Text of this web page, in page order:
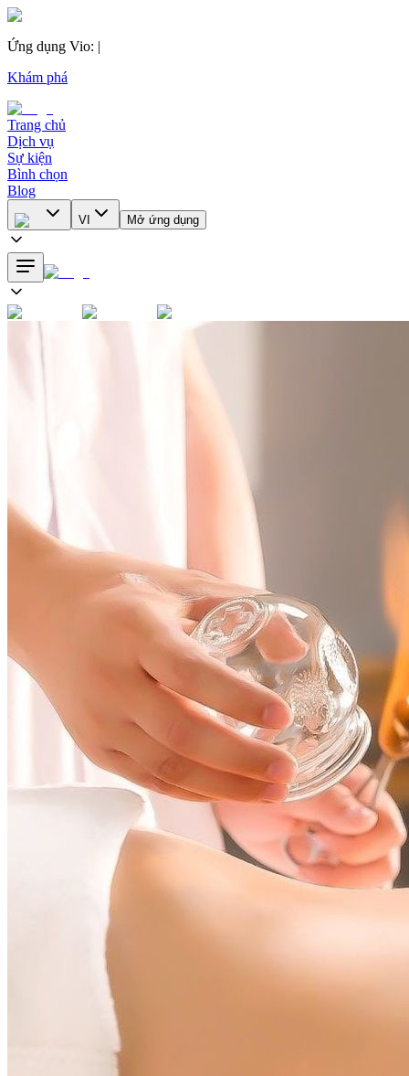
Ứng dụng Vio: |
Khám phá
Trang chủ
Dịch vụ
Sự kiện
Bình chọn
Blog
VI Mở ứng dụng